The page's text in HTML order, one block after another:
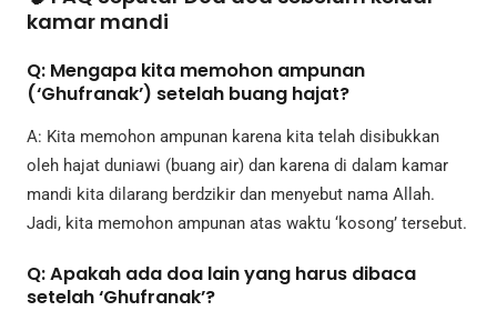
kamar mandi
Q: Mengapa kita memohon ampunan
(‘Ghufranak’) setelah buang hajat?
A: Kita memohon ampunan karena kita telah disibukkan
oleh hajat duniawi (buang air) dan karena di dalam kamar
mandi kita dilarang berdzikir dan menyebut nama Allah.
Jadi, kita memohon ampunan atas waktu ‘kosong’ tersebut.
Q: Apakah ada doa lain yang harus dibaca
setelah ‘Ghufranak’?